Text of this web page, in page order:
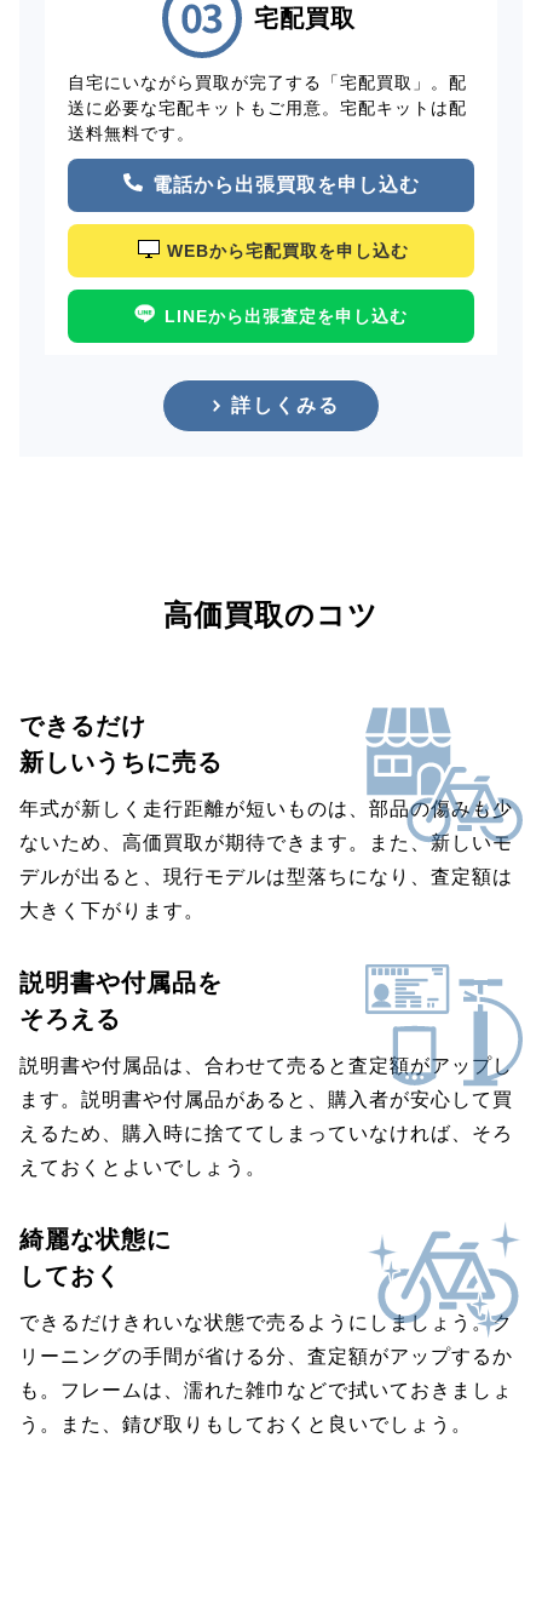
宅配買取
自宅にいながら買取が完了する「宅配買取」。配
送に必要な宅配キットもご用意。宅配キットは配
送料無料です。
電話から出張買取を申し込む
WEBから宅配買取を申し込む
LINEから出張査定を申し込む
詳しくみる
高価買取のコツ
できるだけ
新しいうちに売る
年式が新しく走行距離が短いものは、部品の傷みも少
ないため、高価買取が期待できます。また、新しいモ
デルが出ると、現行モデルは型落ちになり、査定額は
大きく下がります。
説明書や付属品を
そろえる
説明書や付属品は、合わせて売ると査定額がアップし
ます。説明書や付属品があると、購入者が安心して買
えるため、購入時に捨ててしまっていなければ、そろ
えておくとよいでしょう。
綺麗な状態に
しておく
できるだけきれいな状態で売るようにしましょう。ク
リーニングの手間が省ける分、査定額がアップするか
も。フレームは、濡れた雑巾などで拭いておきましょ
う。また、錆び取りもしておくと良いでしょう。